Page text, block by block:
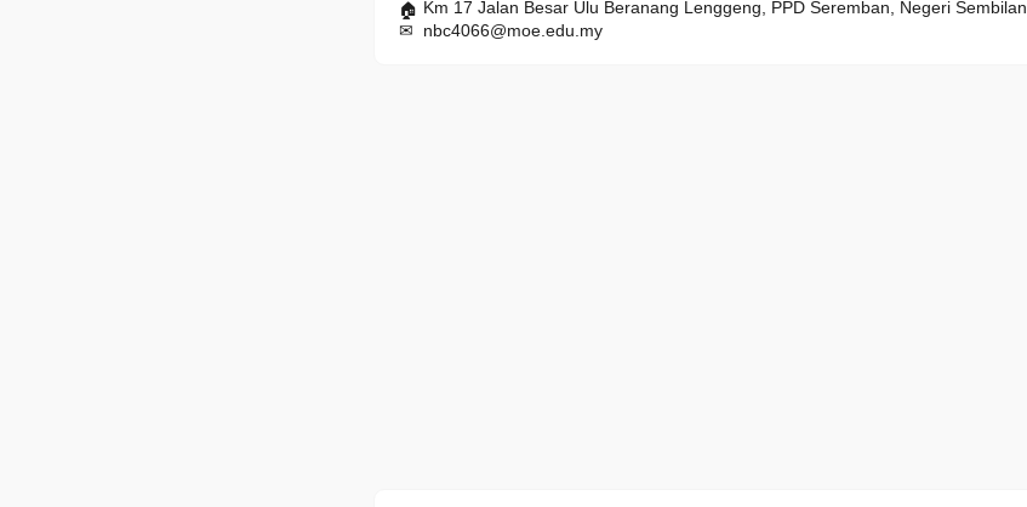
Km 17 Jalan Besar Ulu Beranang Lenggeng, PPD Seremban, Negeri Sembilan
nbc4066@moe.edu.my